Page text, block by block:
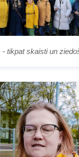
- tikpat skaisti un